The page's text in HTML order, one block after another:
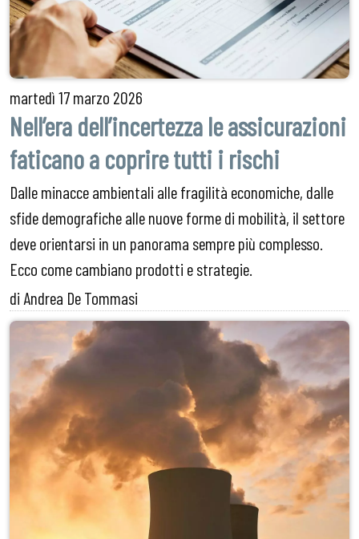
martedì17 marzo 2026
Nell’era dell’incertezza le assicurazioni
faticano a coprire tutti i rischi
Dalle minacce ambientali alle fragilità economiche, dalle
sfide demografiche alle nuove forme di mobilità, il settore
deve orientarsi in un panorama sempre più complesso.
Ecco come cambiano prodotti e strategie.
di Andrea De Tommasi